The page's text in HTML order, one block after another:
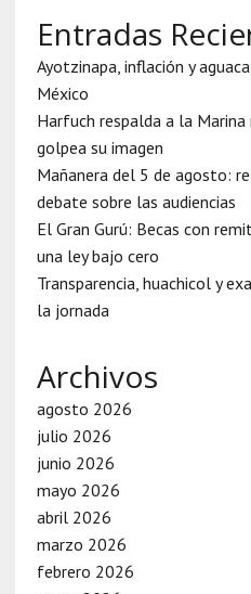
Entradas
Ayotzinapa, inflación y
México
Harfuch respalda a la
golpea su imagen
Mañanera del 5 de agosto:
debate sobre las audiencias
El Gran Gurú: Becas con
una ley bajo cero
Transparencia, huachicol y
la jornada
Archivos
agosto 2026
julio 2026
junio 2026
mayo 2026
abril 2026
marzo 2026
febrero 2026